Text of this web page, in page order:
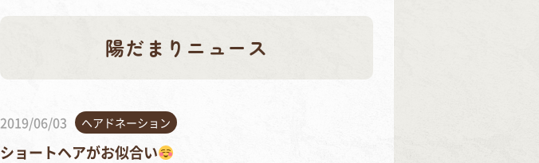
陽だまりニュース
2019/06/03 ヘアドネーション
ショートヘアがお似合い